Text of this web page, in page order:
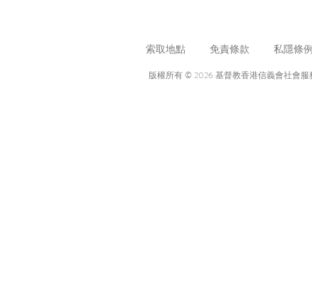
索取地點 免責條款 私隱條例
版權所有 © 2026 基督教香港信義會社會服